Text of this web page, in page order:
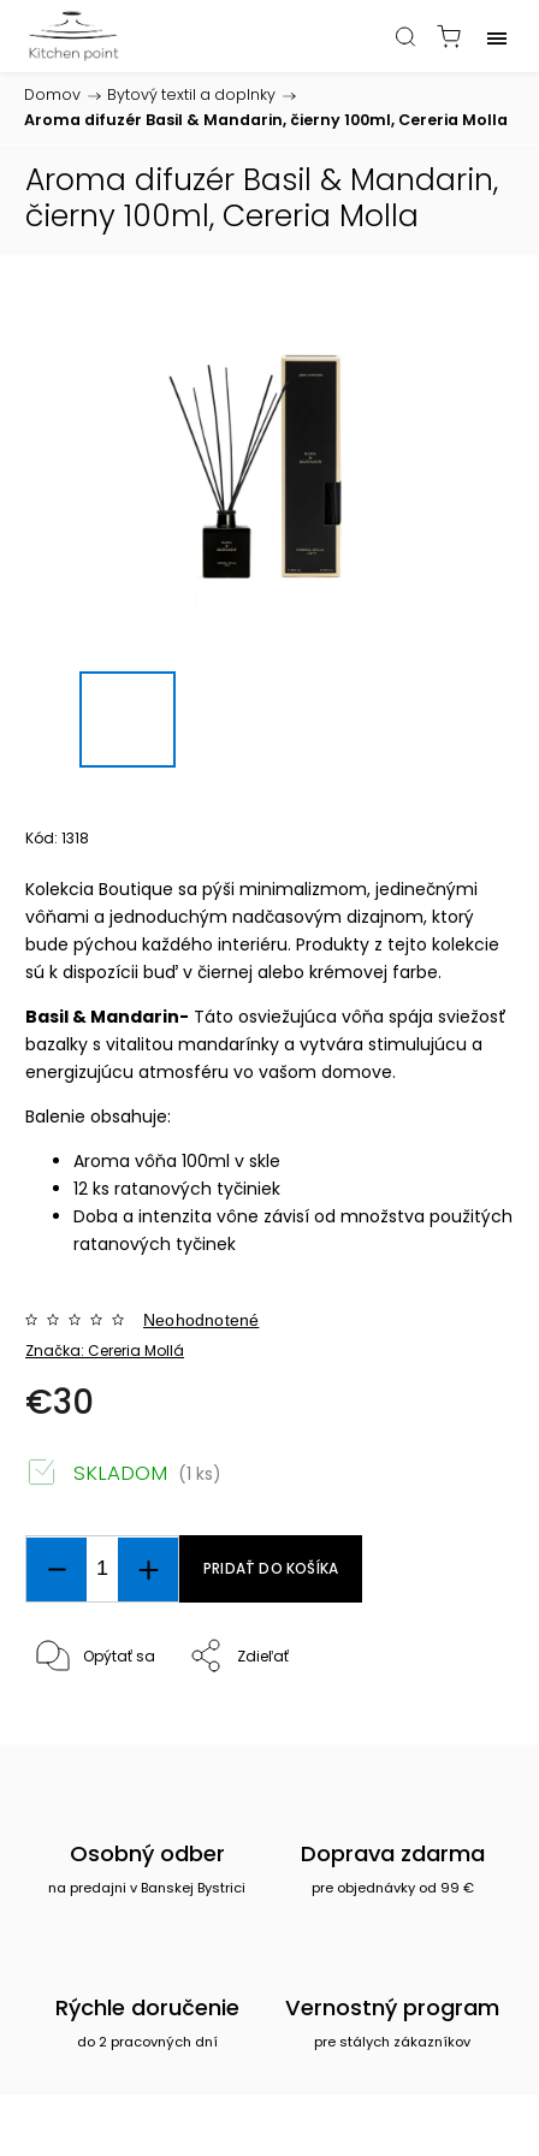
Domov / Bytový textil a doplnky /
Aroma difuzér Basil & Mandarin, čierny 100ml, Cereria Molla
Aroma difuzér Basil & Mandarin,
čierny 100ml, Cereria Molla
Kód: 1318
Kolekcia Boutique sa pýši minimalizmom, jedinečnými
vôňami a jednoduchým nadčasovým dizajnom, ktorý
bude pýchou každého interiéru. Produkty z tejto kolekcie
sú k dispozícii buď v čiernej alebo krémovej farbe.
Basil & Mandarin- Táto osviežujúca vôňa spája sviežosť
bazalky s vitalitou mandarínky a vytvára stimulujúcu a
energizujúcu atmosféru vo vašom domove.
Balenie obsahuje:
Aroma vôňa 100ml v skle
12 ks ratanových tyčiniek
Doba a intenzita vône závisí od množstva použitých
ratanových tyčinek
Značka: Cereria Mollá
Neohodnotené
€30
SKLADOM (1 ks)
PRIDAŤ DO KOŠÍKA
Opýtať sa Zdieľať
Osobný odber
na predajni v Banskej Bystrici
Doprava zdarma
pre objednávky od 99 €
Rýchle doručenie
do 2 pracovných dní
Vernostný program
pre stálych zákazníkov